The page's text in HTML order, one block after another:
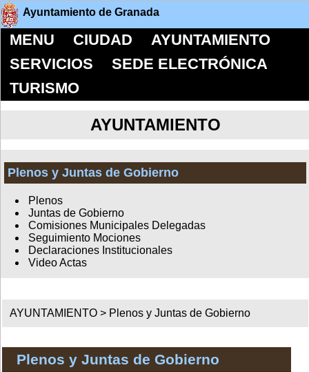
Ayuntamiento de Granada
MENU CIUDAD
AYUNTAMIENTO
SERVICIOS
SEDE ELECTRÓNICA
TURISMO
AYUNTAMIENTO
Plenos y Juntas de Gobierno
Plenos
Juntas de Gobierno
Comisiones Municipales Delegadas
Seguimiento Mociones
Declaraciones Institucionales
Video Actas
AYUNTAMIENTO > Plenos y Juntas de Gobierno
Plenos y Juntas de Gobierno